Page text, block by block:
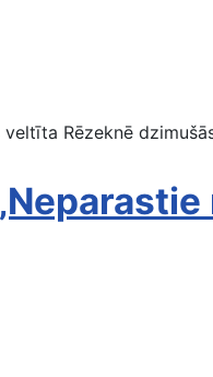
Rēzeknē